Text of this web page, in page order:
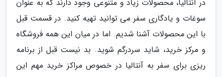
در آنتالیا، محصولات زیاد و متنوعی وجود دارند که به عنوان
سوغات و یادگاری سفر می توانید تهیه کنید. در قسمت قبل
با این محصولات آشنا شدیم. اما در میان این همه فروشگاه
و مرکز خرید، شاید سردرگم شوید. بد نیست قبل از برنامه
ریزی برای سفر به آنتالیا در خصوص مراکز خرید مهم این